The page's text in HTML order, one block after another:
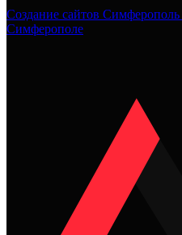
Создание сайтов Симферополь
Симферополе